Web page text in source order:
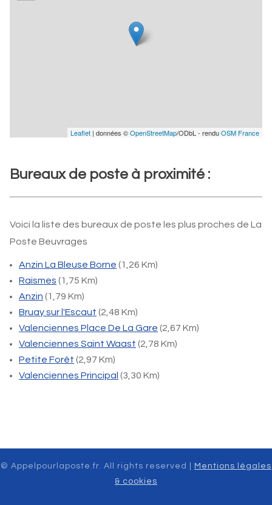
Leaflet | données ©OpenStreetMap/ODbL - renduOSM France
Bureaux de poste à proximité :
Voici la liste des bureaux de poste les plus proches de La
Poste Beuvrages
Anzin La Bleuse Borne (1,26 Km)
Raismes (1,75 Km)
Anzin (1,79 Km)
Bruay sur l'Escaut (2,48 Km)
Valenciennes Place De La Gare (2,67 Km)
Valenciennes Saint Waast (2,78 Km)
Petite Forêt (2,97 Km)
Valenciennes Principal (3,30 Km)
© Appelpourlaposte.fr. All rights reserved |
Mentions légales
& cookies